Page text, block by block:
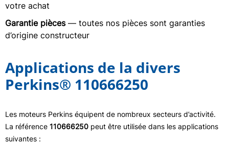
votre achat
Garantie pièces— toutes nos pièces sont garanties
d’origine constructeur
Applications de la divers
Perkins® 110666250
Les moteurs Perkins équipent de nombreux secteurs d’activité.
La référence 110666250 peut être utilisée dans les applications
suivantes :